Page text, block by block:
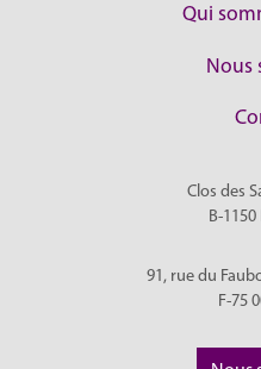
Qui
Nous
Clos des
B-1150
91, rue du
F-75